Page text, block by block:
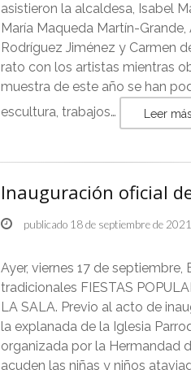
asistieron la alcaldesa, Isabel
María Maqueda Martín-
Rodríguez Jiménez y Carmen
rato con los artistas mientras
muestra de este año se han
escultura, trabajos…
Leer más
Inauguración oficial
publicado 18 de septiembre de 2021
Ayer, viernes 17 de
tradicionales FIESTAS
LA SALA. Previo al acto de
la explanada de la Iglesia
organizada por la Hermandad
acuden las niñas y niños